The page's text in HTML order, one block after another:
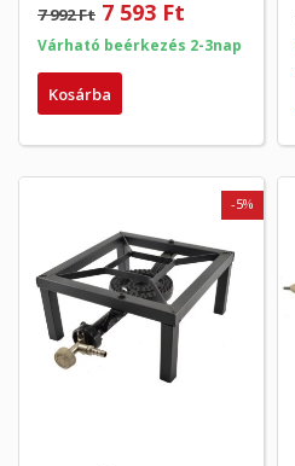
7 992 Ft 7 593 Ft
Várható beérkezés 2-3nap
Kosárba
-5%